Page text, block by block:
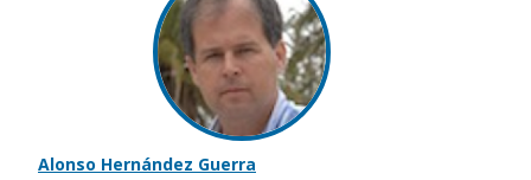
Alonso Hernández Guerra